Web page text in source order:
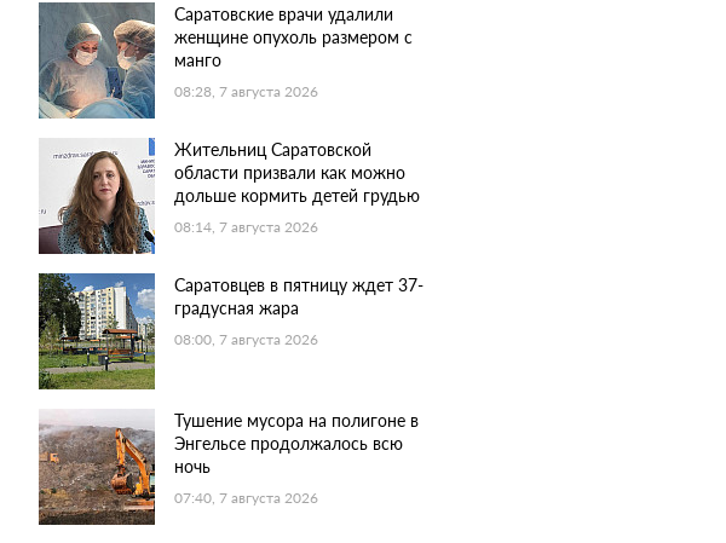
Саратовские врачи удалили
женщине опухоль размером с
манго
08:28, 7 августа 2026
Жительниц Саратовской
области призвали как можно
дольше кормить детей грудью
08:14, 7 августа 2026
Саратовцев в пятницу ждет 37-
градусная жара
08:00, 7 августа 2026
Тушение мусора на полигоне в
Энгельсе продолжалось всю
ночь
07:40, 7 августа 2026